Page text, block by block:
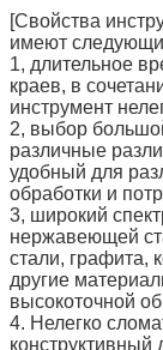
[Свойства
имеют
1, длительное
краев, в
инструмент
2, выбор
различные
удобный для
обработки и
3, широкий
нержавеющей
стали, графита,
другие
высокоточной
4. Нелегко
конструктивный